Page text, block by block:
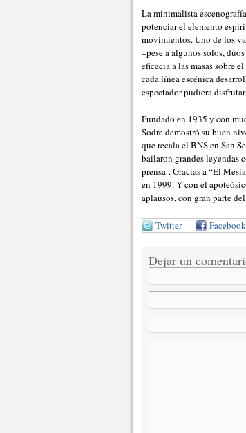
La minimalista
potenciar el elemento
movimientos. Uno de los
–pese a algunos solos,
eficacia a las masas sobre
cada línea escénica
espectador pudiera
Fundado en 1935 y con
Sodre demostró su buen
que recala el BNS en San
bailaron grandes leyendas
prensa-. Gracias a “El
en 1999. Y con el
aplausos, con gran parte
Twitter Facebook
Dejar un